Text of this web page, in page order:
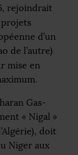
rejoindrait
d’un
de l’autre)
mise en
Gas-
« Nigal »
doit
Niger aux